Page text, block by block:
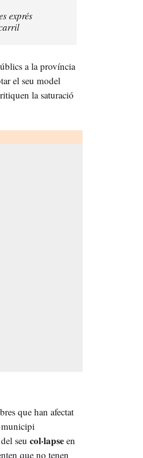
exprés
a la província
el seu model
la saturació
que han afectat
municipi
seu col·lapse en
que no tenen